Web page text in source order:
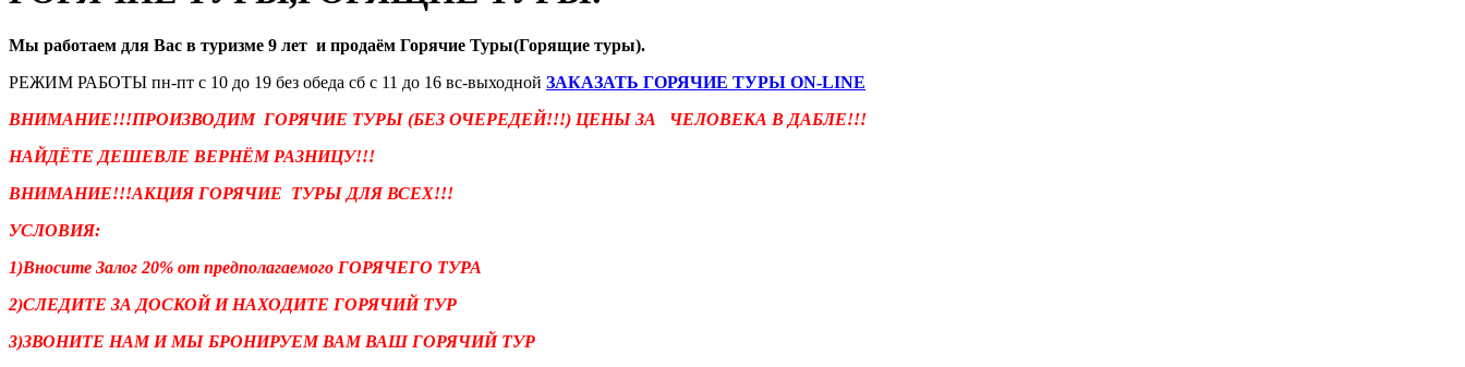
Мы работаем для Вас в туризме 9 лет и продаём Горячие Туры(Горящие туры).
РЕЖИМ РАБОТЫ пн-пт с 10 до 19 без обеда сб с 11 до 16 вс-выходной ЗАКАЗАТЬ ГОРЯЧИЕ ТУРЫ ON-LINE
ВНИМАНИЕ!!!ПРОИЗВОДИМ ГОРЯЧИЕ ТУРЫ (БЕЗ ОЧЕРЕДЕЙ!!!) ЦЕНЫ ЗА ЧЕЛОВЕКА В ДАБЛЕ!!!
НАЙДЁТЕ ДЕШЕВЛЕ ВЕРНЁМ РАЗНИЦУ!!!
ВНИМАНИЕ!!!АКЦИЯ ГОРЯЧИЕ ТУРЫ ДЛЯ ВСЕХ!!!
УСЛОВИЯ:
1)Вносите Залог 20% от предполагаемого ГОРЯЧЕГО ТУРА
2)СЛЕДИТЕ ЗА ДОСКОЙ И НАХОДИТЕ ГОРЯЧИЙ ТУР
3)ЗВОНИТЕ НАМ И МЫ БРОНИРУЕМ ВАМ ВАШ ГОРЯЧИЙ ТУР